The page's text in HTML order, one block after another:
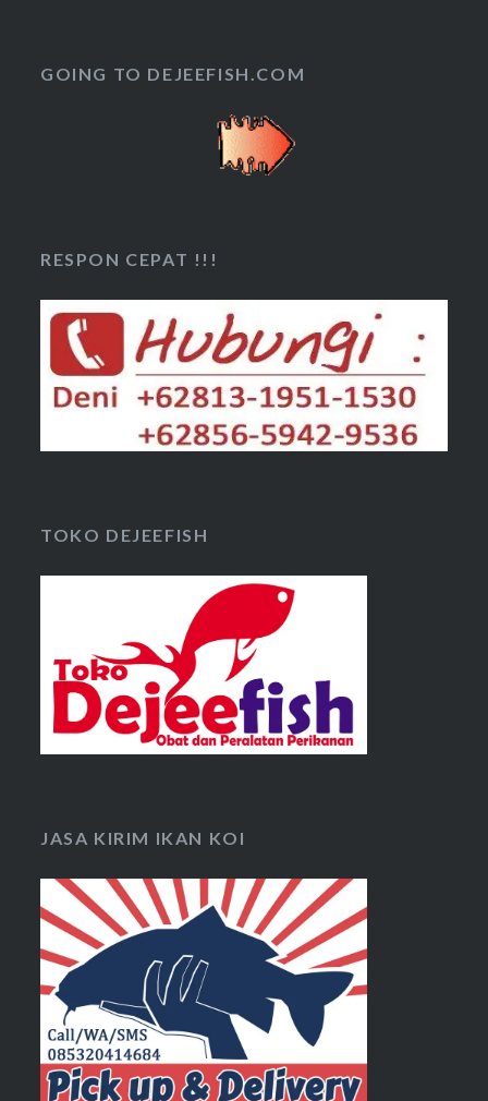
GOING TO DEJEEFISH.COM
RESPON CEPAT !!!
TOKO DEJEEFISH
JASA KIRIM IKAN KOI